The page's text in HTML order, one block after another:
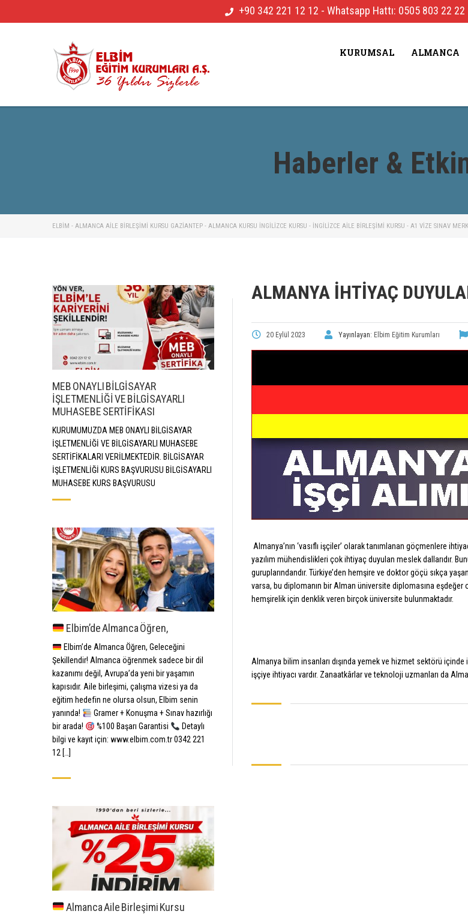
+90 342 221 12 12 - Whatsapp Hattı: 0505 803 22 22
KURUMSAL ALMANCA
Haberler &
ELBİM - ALMANCA AILE BIRLEŞIMI KURSU GAZIANTEP - ALMANCA KURSU İNGILIZCE KURSU - İNGILIZCE AILE BIRLEŞIMI KURSU - A1 VIZE SINAV
ALMANYA İHTIYAÇ
20 Eylül 2023 Yayınlayan: Elbim Eğitim Kurumları
Almanya’nın ‘vasıflı işçiler’ olarak tanımlanan göçmenlere
yazılım mühendislikleri çok ihtiyaç duyulan meslek dallarıdır.
guruplarındandır. Türkiye’den hemşire ve doktor göçü sıkça
varsa, bu diplomanın bir Alman üniversite diplomasına eşdeğer
hemşirelik için denklik veren birçok üniversite bulunmaktadır.
Almanya bilim insanları dışında yemek ve hizmet sektörü
işçiye ihtiyacı vardır. Zanaatkârlar ve teknoloji uzmanları da
MEB ONAYLI BİLGİSAYAR
İŞLETMENLİĞİ VE BİLGİSAYARLI
MUHASEBE SERTİFİKASI
KURUMUMUZDA MEB ONAYLI BİLGİSAYAR
İŞLETMENLİĞİ VE BİLGİSAYARLI MUHASEBE
SERTİFİKALARI VERİLMEKTEDİR. BİLGİSAYAR
İŞLETMENLİĞİ KURS BAŞVURUSU BİLGİSAYARLI
MUHASEBE KURS BAŞVURUSU
Elbim’de Almanca Öğren,
Elbim’de Almanca Öğren, Geleceğini
Şekillendir! Almanca öğrenmek sadece bir dil
kazanımı değil, Avrupa’da yeni bir yaşamın
kapısıdır. Aile birleşimi, çalışma vizesi ya da
eğitim hedefin ne olursa olsun, Elbim senin
yanında!
Gramer + Konuşma + Sınav hazırlığı
bir arada!
%100 Başarı Garantisi
Detaylı
bilgi ve kayıt için: www.elbim.com.tr 0342 221
12 […]
Almanca Aile Birleşimi Kursu